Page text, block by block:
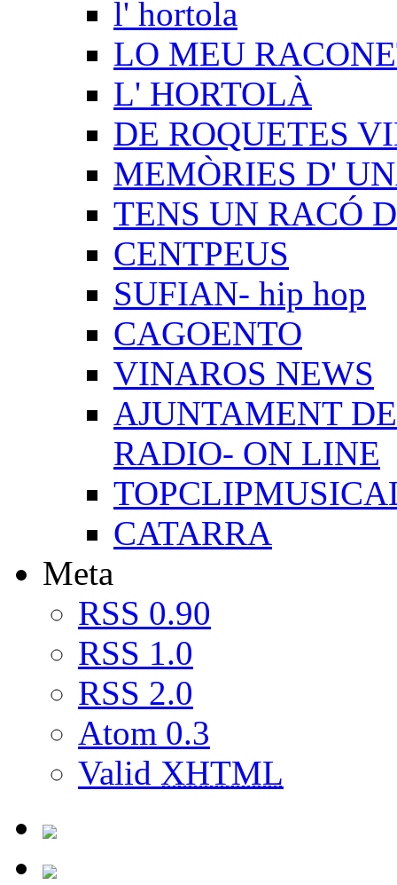
l' hortola
LO MEU
L' HORTOLÀ
DE ROQUETES
MEMÒRIES D'
TENS UN RACÓ
CENTPEUS
SUFIAN- hip hop
CAGOENTO
VINAROS NEWS
AJUNTAMENT
RADIO- ON LINE
CATARRA
Meta
RSS 0.90
RSS 1.0
RSS 2.0
Atom 0.3
Valid XHTML